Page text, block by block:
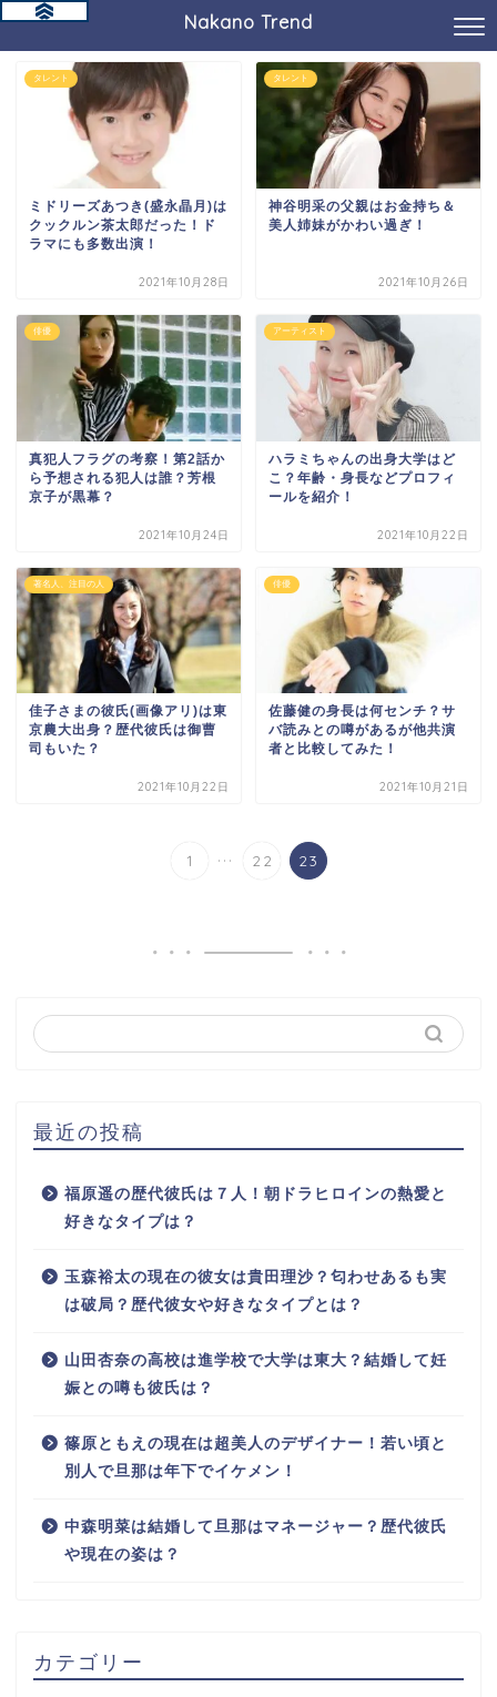
Nakano Trend
タレント
ミドリーズあつき(盛永晶月)は
クックルン茶太郎だった！ド
ラマにも多数出演！
2021年10月28日
タレント
神谷明采の父親はお金持ち＆
美人姉妹がかわい過ぎ！
2021年10月26日
俳優
真犯人フラグの考察！第2話か
ら予想される犯人は誰？芳根
京子が黒幕？
2021年10月24日
アーティスト
ハラミちゃんの出身大学はど
こ？年齢・身長などプロフィ
ールを紹介！
2021年10月22日
著名人、注目の人
佳子さまの彼氏(画像アリ)は東
京農大出身？歴代彼氏は御曹
司もいた？
2021年10月22日
俳優
佐藤健の身長は何センチ？サ
バ読みとの噂があるが他共演
者と比較してみた！
2021年10月21日
1 ... 22 23
最近の投稿
福原遥の歴代彼氏は７人！朝ドラヒロインの熱愛と
好きなタイプは？
玉森裕太の現在の彼女は貴田理沙？匂わせあるも実
は破局？歴代彼女や好きなタイプとは？
山田杏奈の高校は進学校で大学は東大？結婚して妊
娠との噂も彼氏は？
篠原ともえの現在は超美人のデザイナー！若い頃と
別人で旦那は年下でイケメン！
中森明菜は結婚して旦那はマネージャー？歴代彼氏
や現在の姿は？
カテゴリー